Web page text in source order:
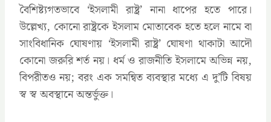
বৈশিষ্ট্যগতভাবে ‘ইসলামী রাষ্ট্র’ নানা ধাপের হতে পারে।
উল্লেখ্য, কোনো রাষ্ট্রকে ইসলাম মোতাবেক হতে হলে নামে বা
সাংবিধানিক ঘোষণায় ‘ইসলামী রাষ্ট্র’ ঘোষণা থাকাটা আদৌ
কোনো জরুরি শর্ত নয়। ধর্ম ও রাজনীতি ইসলামে অভিন্ন নয়,
বিপরীতও নয়; বরং এক সমন্বিত ব্যবস্থার মধ্যে এ দু’টি বিষয়
স্ব স্ব অবস্থানে অন্তর্ভুক্ত।